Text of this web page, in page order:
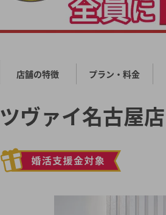
店舗の特徴 プラン・料金
ツヴァイ名古屋店